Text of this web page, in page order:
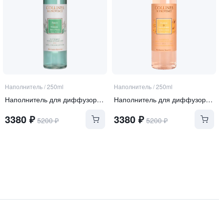
Наполнитель/250ml
Наполнитель для диффузора Ebony Wood Vetiver
3380 ₽ 5200₽
Наполнитель/250ml
Наполнитель для диффузора Saffron Ginger
3380₽ 5200₽